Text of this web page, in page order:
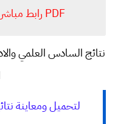
PDF رابط مباشر وسريع 2022 الدور الاول